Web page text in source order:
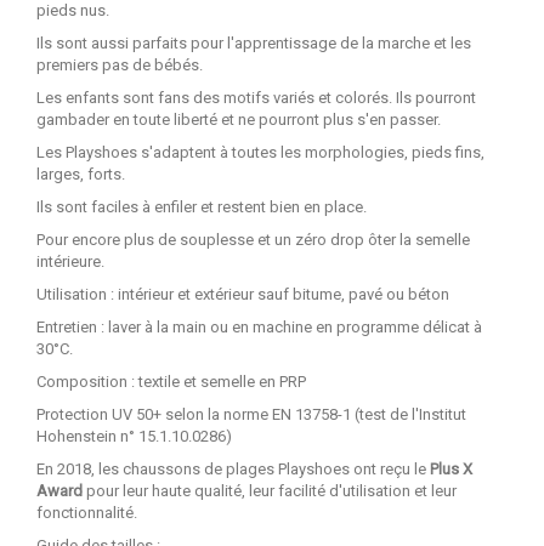
pieds nus.
Ils sont aussi parfaits pour l'apprentissage de la marche et les
premiers pas de bébés.
Les enfants sont fans des motifs variés et colorés. Ils pourront
gambader en toute liberté et ne pourront plus s'en passer.
Les Playshoes s'adaptent à toutes les morphologies, pieds fins,
larges, forts.
Ils sont faciles à enfiler et restent bien en place.
Pour encore plus de souplesse et un zéro drop ôter la semelle
intérieure.
Utilisation : intérieur et extérieur sauf bitume, pavé ou béton
Entretien : laver à la main ou en machine en programme délicat à
30°C.
Composition : textile et semelle en PRP
Protection UV 50+ selon la norme EN 13758-1 (test de l'Institut
Hohenstein n° 15.1.10.0286)
En 2018, les chaussons de plages Playshoes ont reçu le Plus X
Award pour leur haute qualité, leur facilité d'utilisation et leur
fonctionnalité.